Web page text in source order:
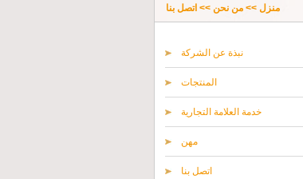
منزل >>من نحن >> اتصل بنا
نبذة عن الشركة
المنتجات
خدمة العلامة التجارية
مهن
اتصل بنا